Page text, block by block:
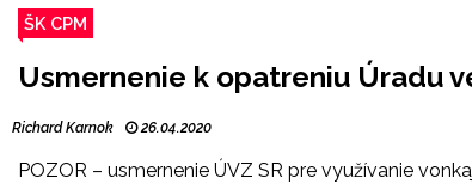
ŠK CPM
Usmernenie k opatreniu Úradu
Richard Karnok 26.04.2020
POZOR – usmernenie ÚVZ SR pre využívanie